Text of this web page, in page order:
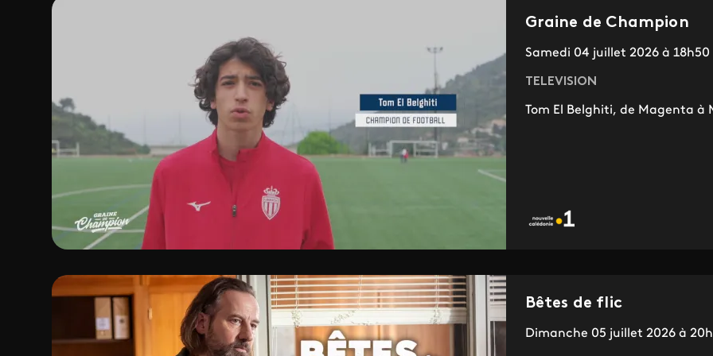
Graine de Champion
Samedi 04 juillet 2026 à 18h50
TELEVISION
Tom El Belghiti, de Magenta à
Bêtes de flic
Dimanche 05 juillet 2026 à